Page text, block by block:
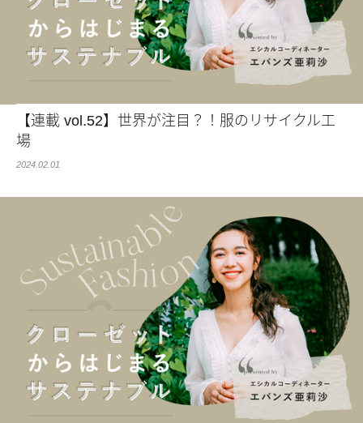
【連載 vol.52】世界が注目？！服のリサイクル工
場
2024.02.01